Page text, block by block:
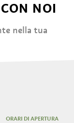
NOI
nella tua
ORARI DI APERTURA